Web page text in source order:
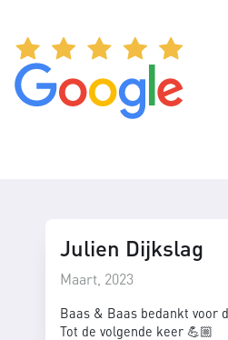
Julien Dijkslag
Maart, 2023
Baas & Baas bedankt voor
Tot de volgende keer 💪🏼